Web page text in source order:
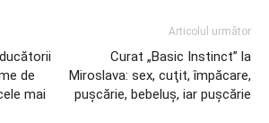
de
mai
Articolul următor
Curat „Basic Instinct” la
Miroslava: sex, cuţit, împăcare,
puşcărie, bebeluş, iar puşcărie